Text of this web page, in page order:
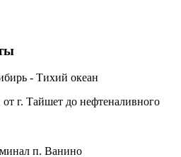
- Тихий океан
г. Тайшет до нефтеналивного
п. Ванино